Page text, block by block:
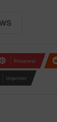
Pinterest
Imprimir